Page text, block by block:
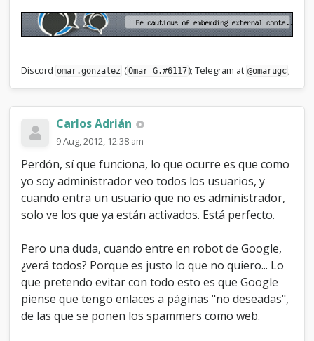
Discord omar.gonzalez (Omar G.#6117); Telegram at @omarugc ;
Carlos Adrián
9 Aug, 2012, 12:38 am
Perdón, sí que funciona, lo que ocurre es que como
yo soy administrador veo todos los usuarios, y
cuando entra un usuario que no es administrador,
solo ve los que ya están activados. Está perfecto.
Pero una duda, cuando entre en robot de Google,
¿verá todos? Porque es justo lo que no quiero... Lo
que pretendo evitar con todo esto es que Google
piense que tengo enlaces a páginas "no deseadas",
de las que se ponen los spammers como web.